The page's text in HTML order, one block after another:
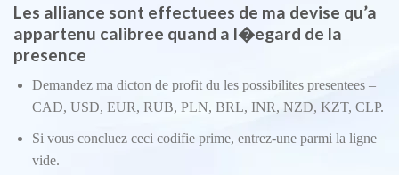
Les alliance sont effectuees de ma devise qu’a
appartenu calibree quand a l�egard de la
presence
Demandez ma dicton de profit du les possibilites presentees –
CAD, USD, EUR, RUB, PLN, BRL, INR, NZD, KZT, CLP.
Si vous concluez ceci codifie prime, entrez-une parmi la ligne
vide.